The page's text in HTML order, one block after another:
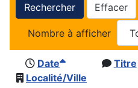
Rechercher Effacer
Nombre à afficher
Date Titre
Localité/Ville